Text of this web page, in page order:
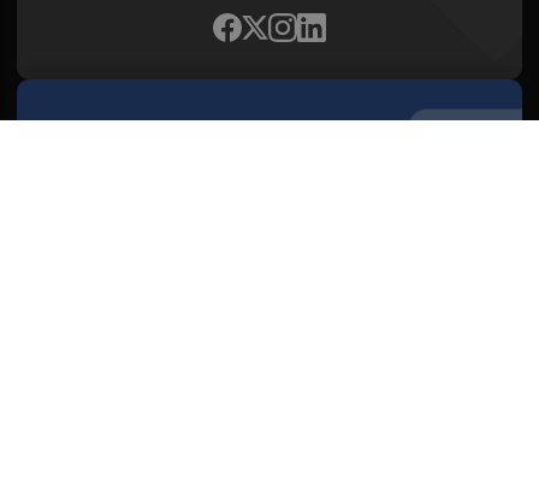
Quienes Somos